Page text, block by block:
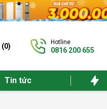
(0) Hotline
0816 200 655
Tin tức